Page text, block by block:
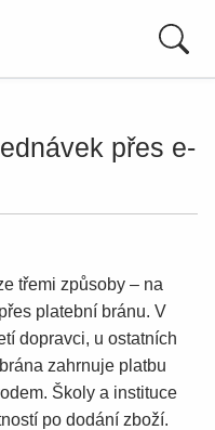
přes e-
třemi způsoby – na
platební bránu. V
dopravci, u ostatních
zahrnuje platbu
Školy a instituce
po dodání zboží.